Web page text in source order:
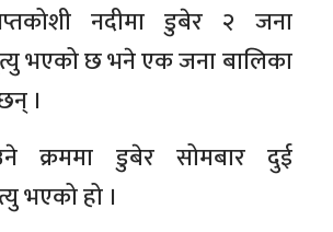
नदीमा डुबेर २ जना
भएको छ भने एक जना बालिका
।
क्रममा डुबेर सोमबार दुई
भएको हो ।